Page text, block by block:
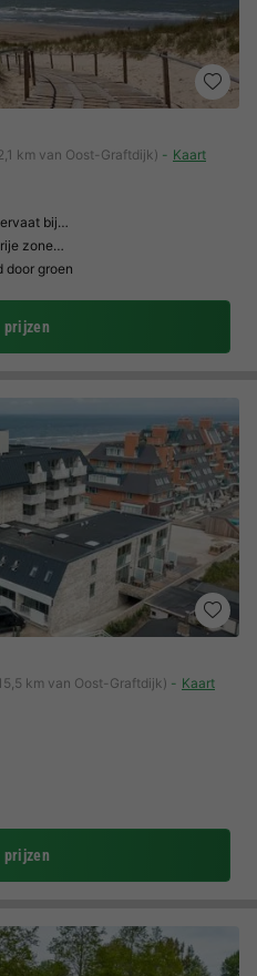
km van Oost-Graftdijk) Kaart
bij…
zone…
door groen
prijzen
km van Oost-Graftdijk) Kaart
prijzen